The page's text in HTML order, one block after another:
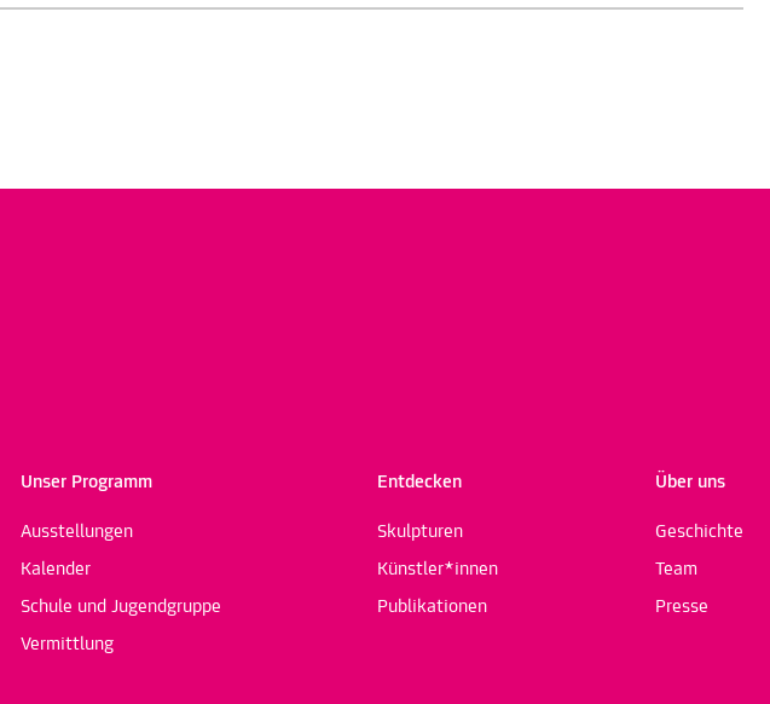
Unser Programm
Ausstellungen
Kalender
Schule und Jugendgruppe
Vermittlung
Entdecken
Skulpturen
Künstler*innen
Publikationen
Über uns
Geschichte
Team
Presse